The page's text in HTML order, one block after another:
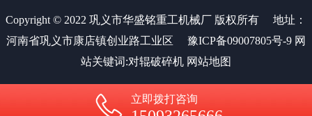
Copyright © 2022 巩义市华盛铭重工机械厂 版权所有
地址：
河南省巩义市康店镇创业路工业区
豫ICP备09007805号-9 网
站关键词:对辊破碎机 网站地图
立即拨打咨询